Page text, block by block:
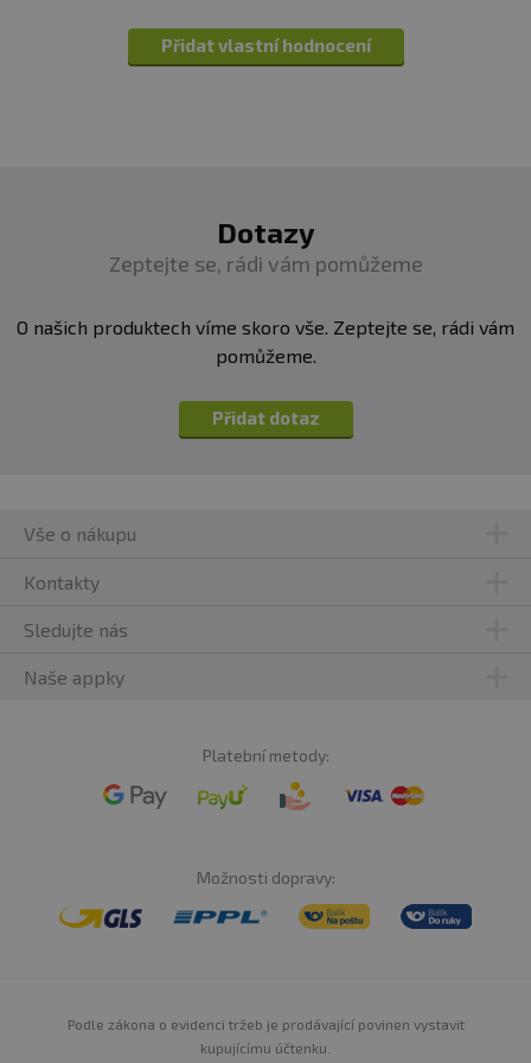
Přidat vlastní hodnocení
Dotazy
Zeptejte se, rádi vám pomůžeme
O našich produktech víme skoro vše. Zeptejte se, rádi vám
pomůžeme.
Přidat dotaz
Vše o nákupu
Kontakty
Sledujte nás
Naše appky
Platební metody:
Možnosti dopravy:
Podle zákona o evidenci tržeb je prodávající povinen vystavit
kupujícímu účtenku.